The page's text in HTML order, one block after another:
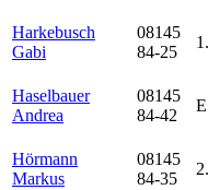
Harkebusch
Gabi
08145
84-25
Haselbauer
Andrea
08145
84-42
Hörmann
Markus
08145
84-35